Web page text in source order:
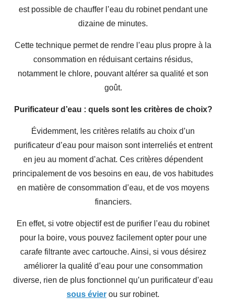
est possible de chauffer l’eau du robinet pendant une
dizaine de minutes.
Cette technique permet de rendre l’eau plus propre à la
consommation en réduisant certains résidus,
notamment le chlore, pouvant altérer sa qualité et son
goût.
Purificateur d’eau : quels sont les critères de choix?
Évidemment, les critères relatifs au choix d’un
purificateur d’eau pour maison sont interreliés et entrent
en jeu au moment d’achat. Ces critères dépendent
principalement de vos besoins en eau, de vos habitudes
en matière de consommation d’eau, et de vos moyens
financiers.
En effet, si votre objectif est de purifier l’eau du robinet
pour la boire, vous pouvez facilement opter pour une
carafe filtrante avec cartouche. Ainsi, si vous désirez
améliorer la qualité d’eau pour une consommation
diverse, rien de plus fonctionnel qu’un purificateur d’eau
sous évier ou sur robinet.